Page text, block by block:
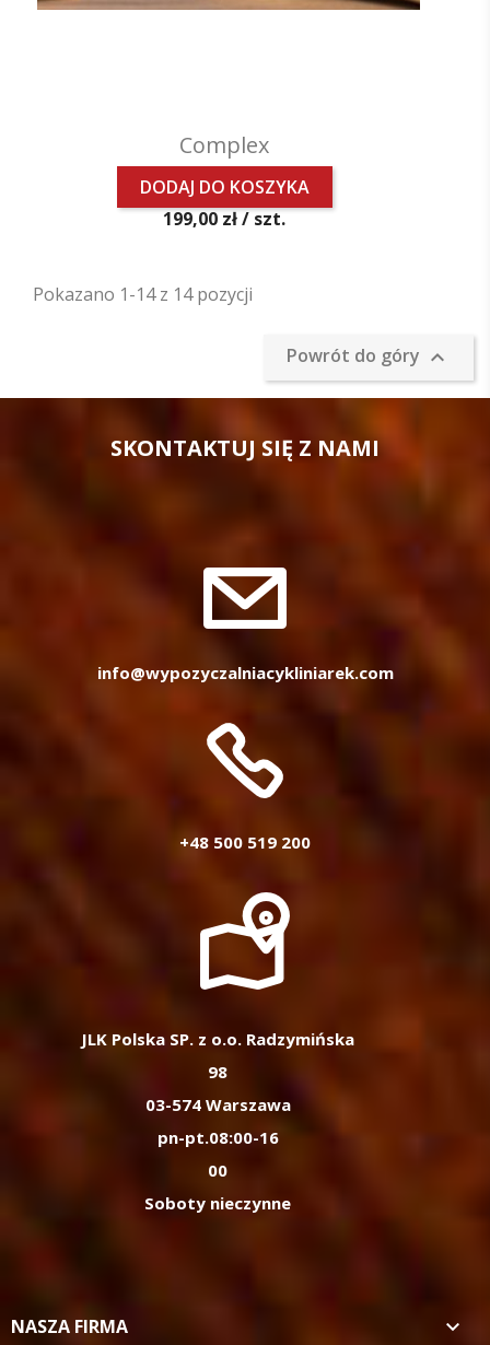
Complex
DODAJ DO KOSZYKA
Cena
199,00 zł / szt.
Pokazano 1-14 z 14 pozycji
Powrót do góry 
SKONTAKTUJ SIĘ Z NAMI
info@wypozyczalniacykliniarek.com
+48 500 519 200
JLK Polska SP. z o.o. Radzymińska
98
03-574 Warszawa
pn-pt.08:00-16
00
Soboty nieczynne
NASZA FIRMA 